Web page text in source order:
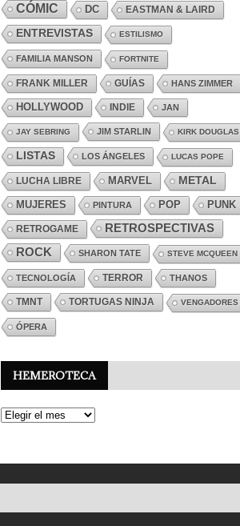
CÓMIC DC EASTMAN & LAIRD
ENTREVISTAS ESTILISMO
FAMILIA MANSON FORTNITE
FRANK MILLER GUÍAS HANS ZIMMER
HOLLYWOOD INDIE JAN
JAY SEBRING JIM STARLIN KIRK DOUGLAS
LISTAS LOS ÁNGELES LUCAS POPE
LUCHA LIBRE MARVEL METAL
MUJERES PINTURA POP PUNK
RETROGAME RETROSPECTIVAS
ROCK SHARON TATE STEVE MCQUEEN
TECNOLOGÍA TERROR THANOS
TMNT TORTUGAS NINJA VENGADORES
ÓPERA
HEMEROTECA